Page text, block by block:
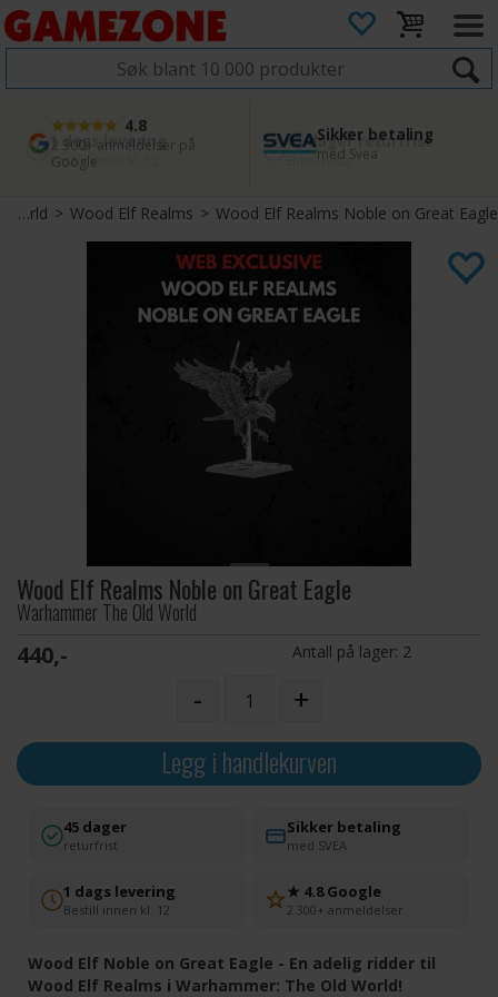
4.8
2 300+ anmeldelser på
Google
Sikker betaling
med Svea
1 dags levering
Bestill innen kl. 12
45 dager returfrist
Enkel retur
Warhammer The Old World>Wood Elf Realms>Wood Elf Realms Noble on Great Eagle
Wood Elf Realms Noble on Great Eagle
Warhammer The Old World
440,- Antall på lager: 2
- +
Legg i handlekurven
45 dager
returfrist
Sikker betaling
med SVEA
1 dags levering
Bestill innen kl. 12
★ 4.8 Google
2 300+ anmeldelser
Wood Elf Noble on Great Eagle - En adelig ridder til
Wood Elf Realms i Warhammer: The Old World!